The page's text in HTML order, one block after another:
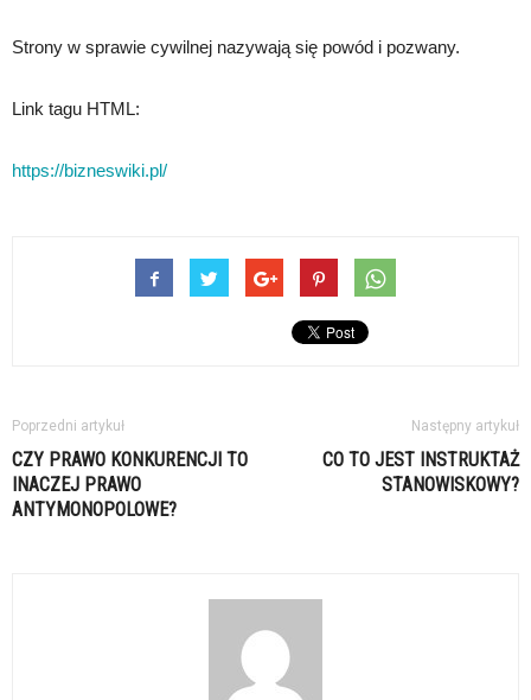
Strony w sprawie cywilnej nazywają się powód i pozwany.
Link tagu HTML:
https://bizneswiki.pl/
Poprzedni artykuł
CZY PRAWO KONKURENCJI TO
INACZEJ PRAWO
ANTYMONOPOLOWE?
Następny artykuł
CO TO JEST INSTRUKTAŻ
STANOWISKOWY?